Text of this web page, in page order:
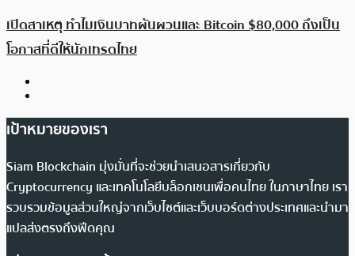
เปิดสาเหตุ ทำไมเงินบาทผันผวนและ Bitcoin $80,000 ถึงเป็น
โอกาสที่ดีให้นักเทรดไทย
เป้าหมายของเรา
Siam Blockchain มุ่งมั่นที่จะช่วยนำเสนอสารเกี่ยวกับ
Cryptocurrency และเทคโนโลยีบล็อกเชนเพื่อคนไทย ในภาษาไทย เรา
รวบรวมข้อมูลส่วนใหญ่จากเว็บไซต์และเว็บบอร์ดต่างประเทศและนำมา
แปลส่งตรงถึงฟีดคุณ